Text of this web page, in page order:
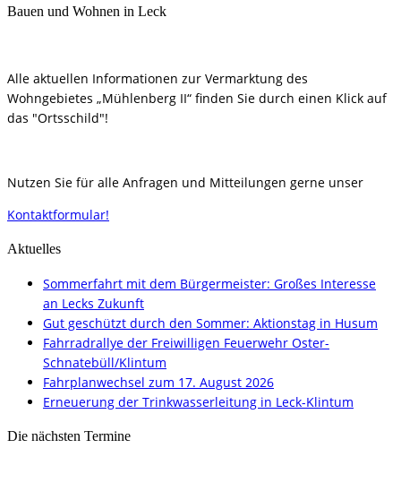
Bauen und Wohnen in Leck
Alle aktuellen Informationen zur Vermarktung des
Wohngebietes „Mühlenberg II“ finden Sie durch einen Klick auf
das "Ortsschild"!
Nutzen Sie für alle Anfragen und Mitteilungen gerne unser
Kontaktformular!
Aktuelles
Sommerfahrt mit dem Bürgermeister: Großes Interesse
an Lecks Zukunft
Gut geschützt durch den Sommer: Aktionstag in Husum
Fahrradrallye der Freiwilligen Feuerwehr Oster-
Schnatebüll/Klintum
Fahrplanwechsel zum 17. August 2026
Erneuerung der Trinkwasserleitung in Leck-Klintum
Die nächsten Termine